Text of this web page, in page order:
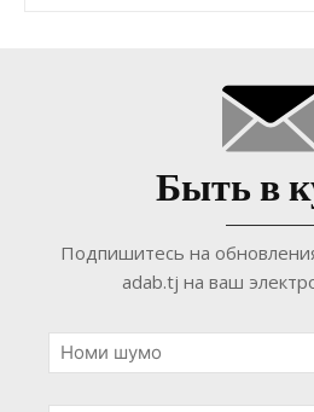
Быть в
Подпишитесь на
adab.tj на ваш